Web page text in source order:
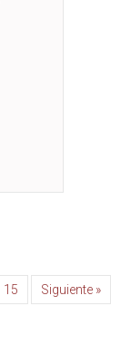
15 Siguiente »